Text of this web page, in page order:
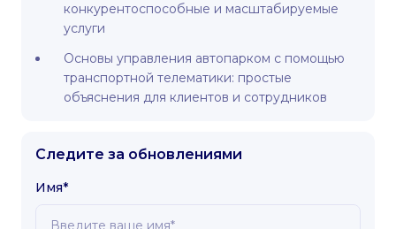
конкурентоспособные и масштабируемые
услуги
Основы управления автопарком с помощью
транспортной телематики: простые
объяснения для клиентов и сотрудников
Следите за обновлениями
Имя*